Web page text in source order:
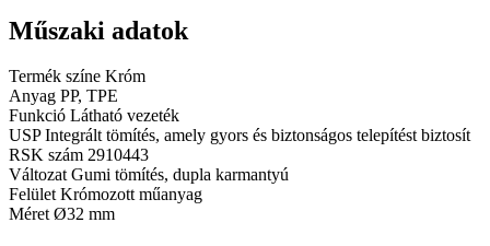
Műszaki adatok
Termék színe Króm
Anyag PP, TPE
Funkció Látható vezeték
USP Integrált tömítés, amely gyors és biztonságos telepítést biztosít
RSK szám 2910443
Változat Gumi tömítés, dupla karmantyú
Felület Krómozott műanyag
Méret Ø32 mm